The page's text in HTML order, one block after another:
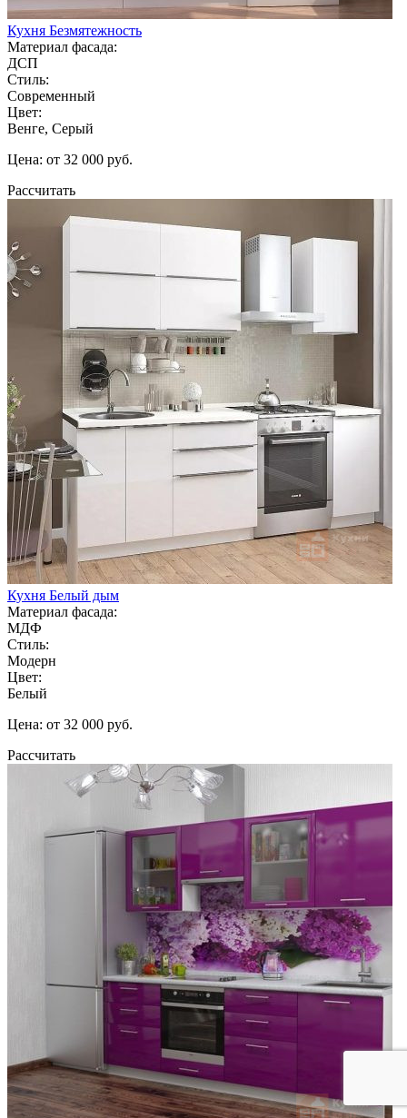
Кухня Безмятежность
Материал фасада:
ДСП
Стиль:
Современный
Цвет:
Венге, Серый
Цена: от 32 000 руб.
Рассчитать
Кухня Белый дым
Материал фасада:
МДФ
Стиль:
Модерн
Цвет:
Белый
Цена: от 32 000 руб.
Рассчитать